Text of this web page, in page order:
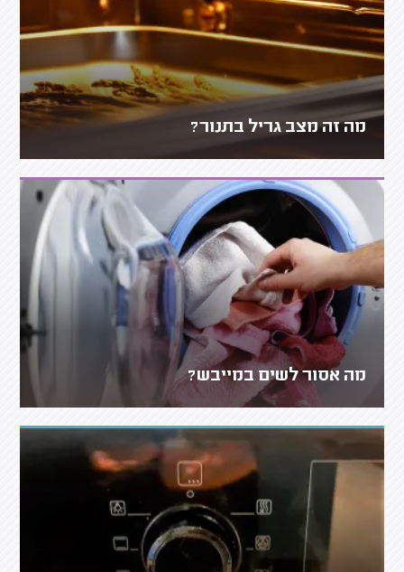
מה זה מצב גריל בתנור?
מה אסור לשים במייבש?